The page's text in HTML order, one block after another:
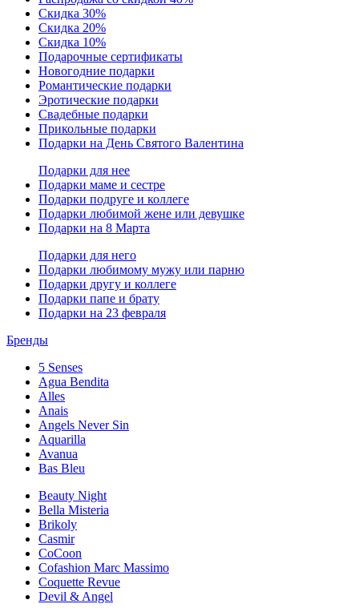
Скидка 30%
Скидка 20%
Скидка 10%
Подарочные сертификаты
Новогодние подарки
Романтические подарки
Эротические подарки
Свадебные подарки
Прикольные подарки
Подарки на День Святого Валентина
Подарки для нее
Подарки маме и сестре
Подарки подруге и коллеге
Подарки любимой жене или девушке
Подарки на 8 Марта
Подарки для него
Подарки любимому мужу или парню
Подарки другу и коллеге
Подарки папе и брату
Подарки на 23 февраля
Бренды
5 Senses
Agua Bendita
Alles
Anais
Angels Never Sin
Aquarilla
Avanua
Bas Bleu
Beauty Night
Bella Misteria
Brikoly
Casmir
CoCoon
Cofashion Marc Massimo
Coquette Revue
Devil & Angel